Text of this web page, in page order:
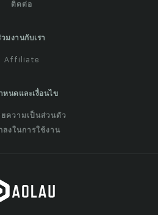
ติดต่อ
วมงานกับเรา
Affiliate
หนดและเงื่อนไข
ความเป็นส่วนตัว
ลงในการใช้งาน